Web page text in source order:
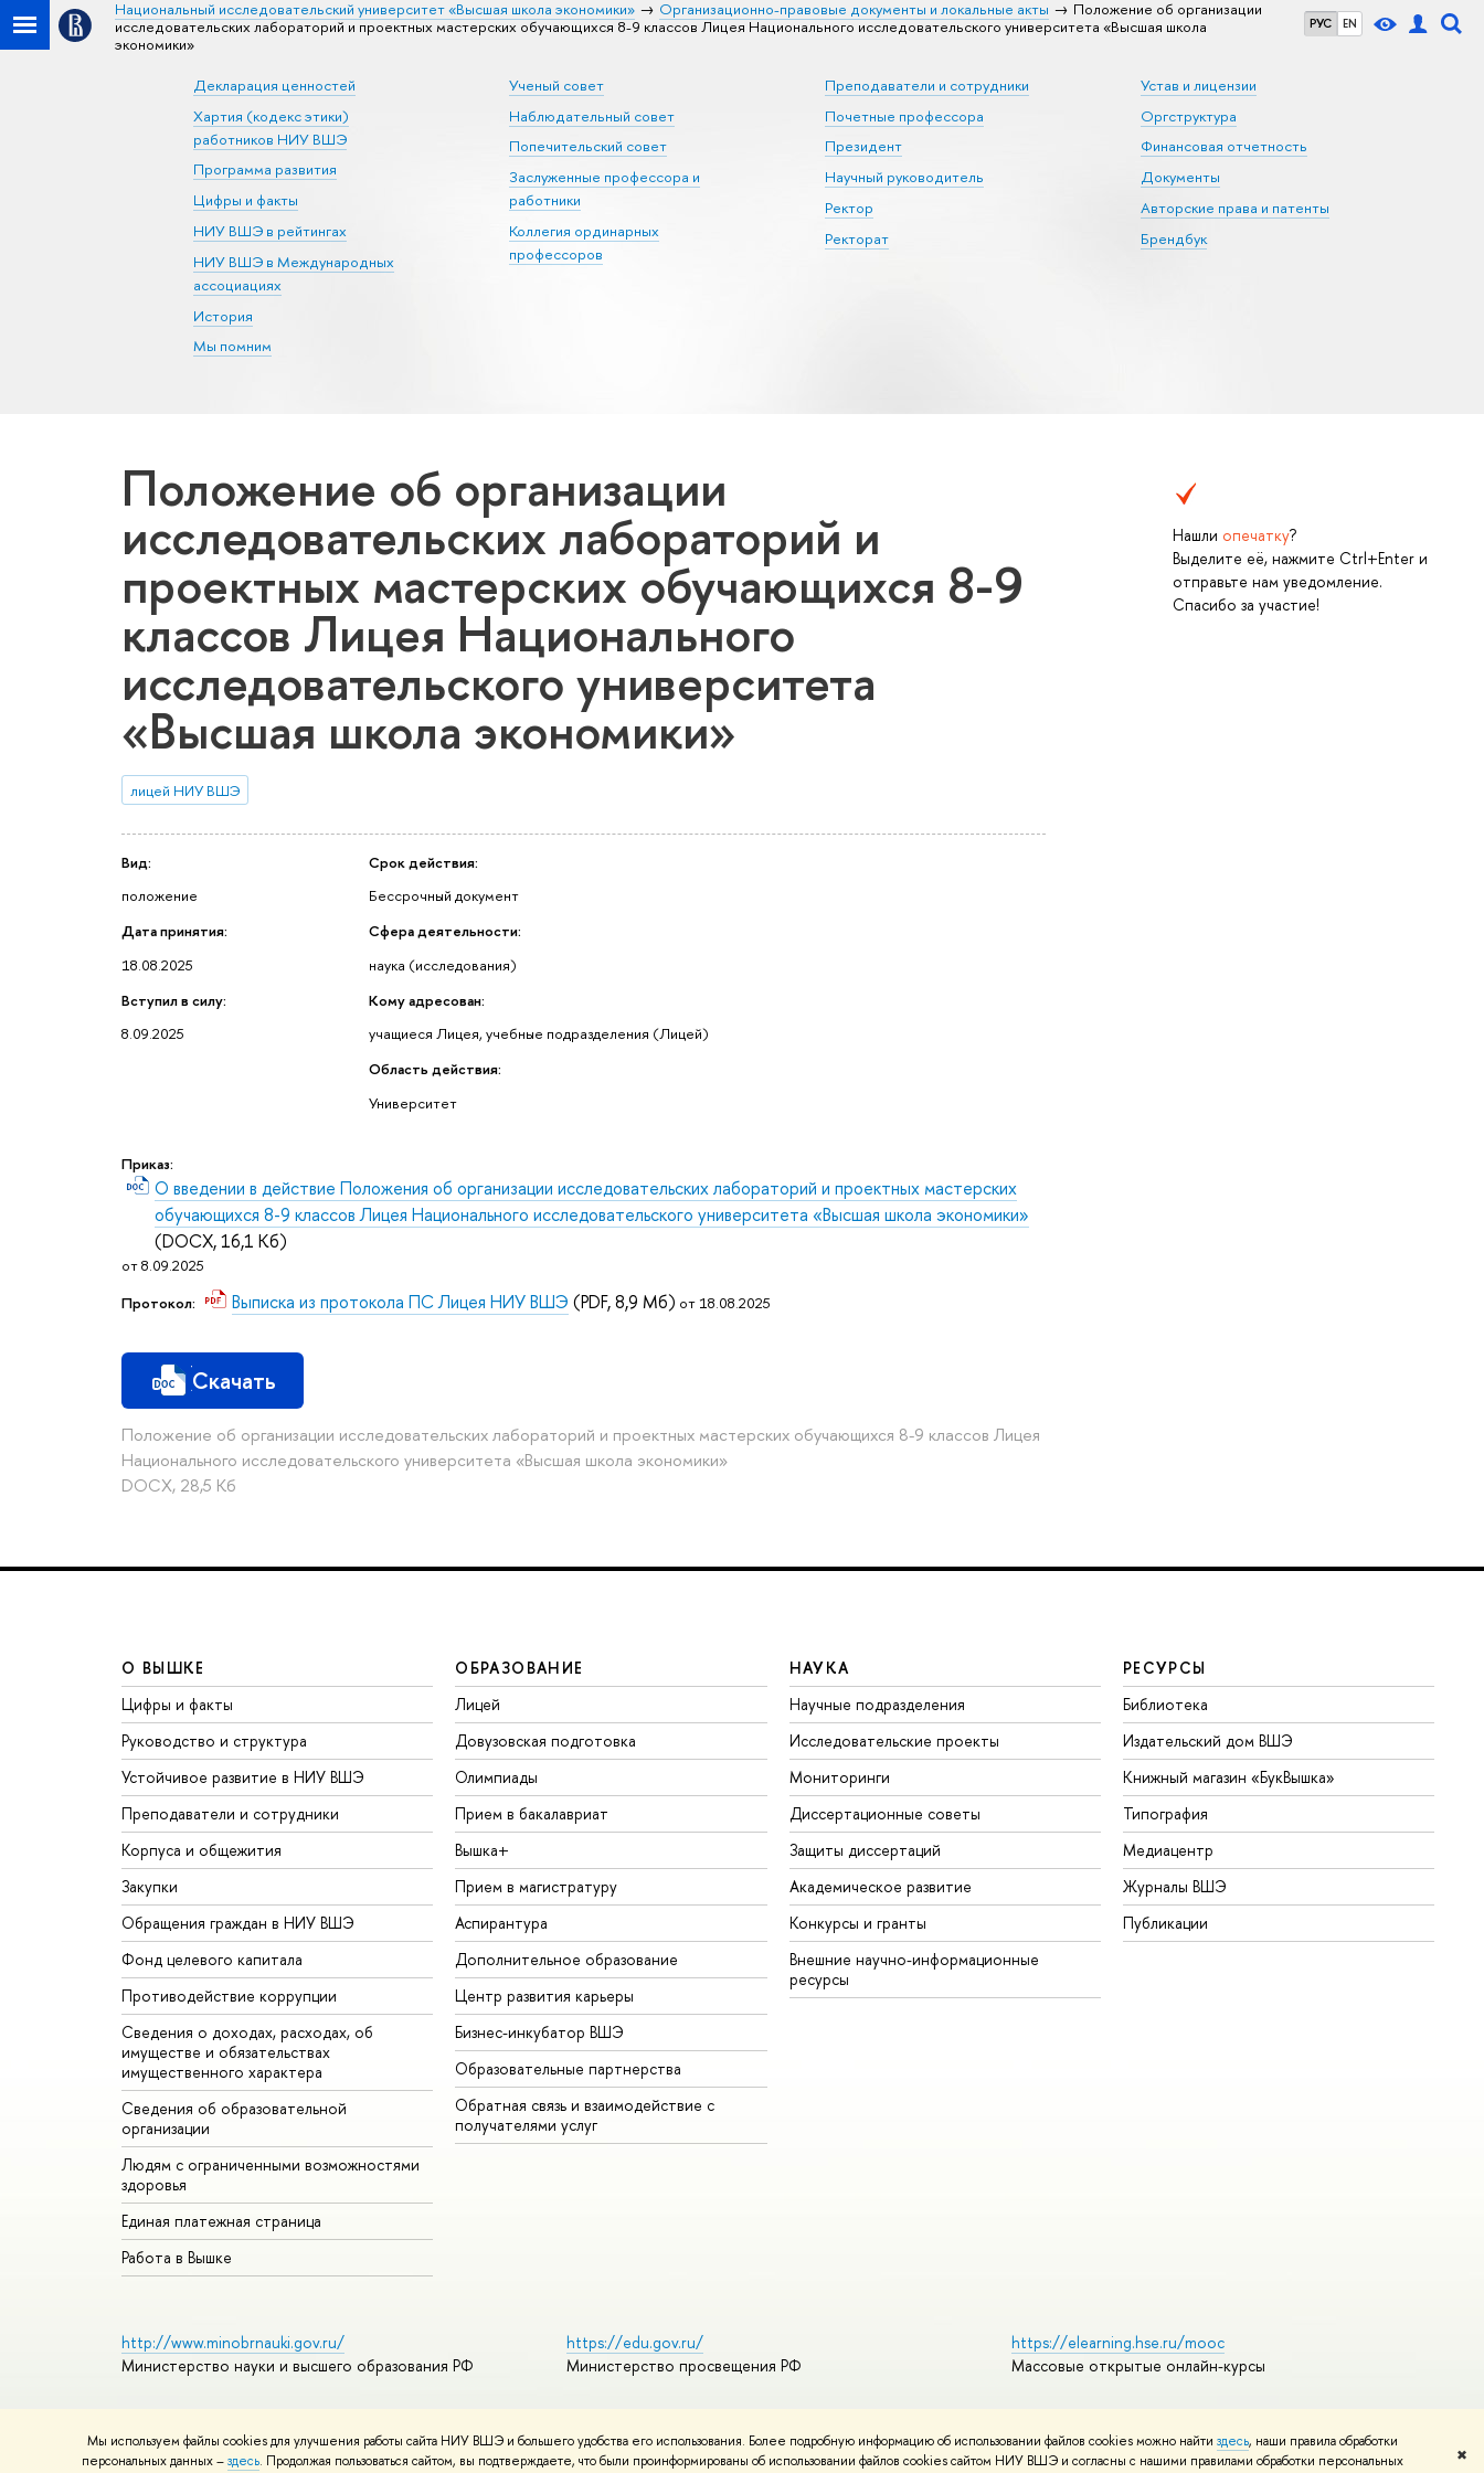
Мы используем файлы cookies для улучшения работы сайта НИУ ВШЭ и большего удобства его использования. Более подробную информацию об использовании файлов cookies можно найти здесь, наши правила обработки
персональных данных –здесь. Продолжая пользоваться сайтом, вы подтверждаете, что были проинформированы об использовании файлов cookies сайтом НИУ ВШЭ и согласны с нашими правилами обработки персональных
✖
РУС EN
Национальный исследовательский университет «Высшая школа экономики» Организационно-правовые документы и локальные акты
Положение об организации
исследовательских лабораторий и проектных мастерских обучающихся 8-9 классов Лицея Национального исследовательского университета «Высшая школа
экономики»
Декларация ценностей
Хартия (кодекс этики)
работников НИУ ВШЭ
Программа развития
Цифры и факты
НИУ ВШЭ в рейтингах
НИУ ВШЭ в Международных
ассоциациях
История
Мы помним
Ученый совет
Наблюдательный совет
Попечительский совет
Заслуженные профессора и
работники
Коллегия ординарных
профессоров
Преподаватели и сотрудники
Почетные профессора
Президент
Научный руководитель
Ректор
Ректорат
Устав и лицензии
Оргструктура
Финансовая отчетность
Документы
Авторские права и патенты
Брендбук
Нашли опечатку?
Выделите её, нажмите Ctrl+Enter и
отправьте нам уведомление.
Спасибо за участие!
Положение об организации
исследовательских лабораторий и
проектных мастерских обучающихся 8-9
классов Лицея Национального
исследовательского университета
«Высшая школа экономики»
лицей НИУ ВШЭ
Вид:
положение
Дата принятия:
18.08.2025
Вступил в силу:
8.09.2025
Срок действия:
Бессрочный документ
Сфера деятельности:
наука (исследования)
Кому адресован:
учащиеся Лицея, учебные подразделения (Лицей)
Область действия:
Университет
Приказ:
О введении в действие Положения об организации исследовательских лабораторий и проектных мастерских
обучающихся 8-9 классов Лицея Национального исследовательского университета «Высшая школа экономики»
(DOCX, 16,1 Кб)
от 8.09.2025
Протокол:
Выписка из протокола ПС Лицея НИУ ВШЭ (PDF, 8,9 Мб) от 18.08.2025
Скачать
Положение об организации исследовательских лабораторий и проектных мастерских обучающихся 8-9 классов Лицея
Национального исследовательского университета «Высшая школа экономики»
DOCX, 28,5 Кб
О ВЫШКЕ
Цифры и факты
Руководство и структура
Устойчивое развитие в НИУ ВШЭ
Преподаватели и сотрудники
Корпуса и общежития
Закупки
Обращения граждан в НИУ ВШЭ
Фонд целевого капитала
Противодействие коррупции
Сведения о доходах, расходах, об
имуществе и обязательствах
имущественного характера
Сведения об образовательной
организации
Людям с ограниченными возможностями
здоровья
Единая платежная страница
Работа в Вышке
ОБРАЗОВАНИЕ
Лицей
Довузовская подготовка
Олимпиады
Прием в бакалавриат
Вышка+
Прием в магистратуру
Аспирантура
Дополнительное образование
Центр развития карьеры
Бизнес-инкубатор ВШЭ
Образовательные партнерства
Обратная связь и взаимодействие с
получателями услуг
НАУКА
Научные подразделения
Исследовательские проекты
Мониторинги
Диссертационные советы
Защиты диссертаций
Академическое развитие
Конкурсы и гранты
Внешние научно-информационные
ресурсы
РЕСУРСЫ
Библиотека
Издательский дом ВШЭ
Книжный магазин «БукВышка»
Типография
Медиацентр
Журналы ВШЭ
Публикации
http://www.minobrnauki.gov.ru/
Министерство науки и высшего образования РФ
https://edu.gov.ru/
Министерство просвещения РФ
https://elearning.hse.ru/mooc
Массовые открытые онлайн-курсы
© НИУ ВШЭ 1993–2026 Адреса и контакты Условия использования материалов
Политика конфиденциальности
Редактору